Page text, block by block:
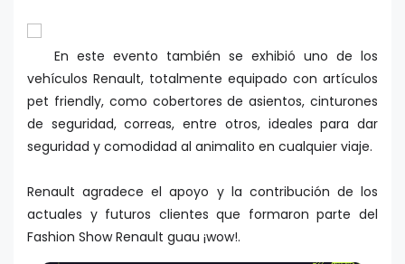
En este evento también se exhibió uno de los
vehículos Renault, totalmente equipado con artículos
pet friendly, como cobertores de asientos, cinturones
de seguridad, correas, entre otros, ideales para dar
seguridad y comodidad al animalito en cualquier viaje.
Renault agradece el apoyo y la contribución de los
actuales y futuros clientes que formaron parte del
Fashion Show Renault guau ¡wow!.